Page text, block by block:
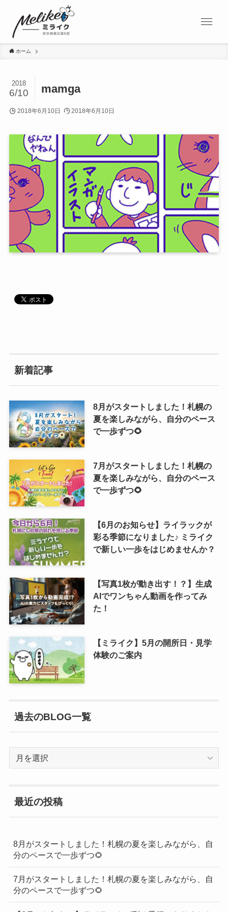
ホーム
mamga
2018
6/10
2018年6月10日 2018年6月10日
新着記事
8月がスタートしました！札幌の
夏を楽しみながら、自分のペース
で一歩ずつ🌻
7月がスタートしました！札幌の
夏を楽しみながら、自分のペース
で一歩ずつ🌻
【6月のお知らせ】ライラックが
彩る季節になりました♪ ミライク
で新しい一歩をはじめませんか？
【写真1枚が動き出す！？】生成
AIでワンちゃん動画を作ってみ
た！
【ミライク】5月の開所日・見学
体験のご案内
過去のBLOG一覧
一
覧
最近の投稿
8月がスタートしました！札幌の夏を楽しみながら、自
分のペースで一歩ずつ🌻
7月がスタートしました！札幌の夏を楽しみながら、自
分のペースで一歩ずつ🌻